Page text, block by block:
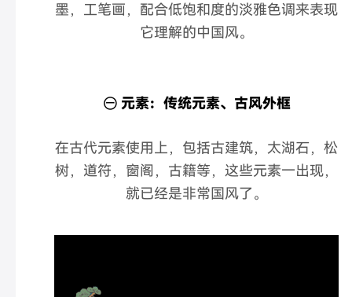
墨，工笔画，配合低饱和度的淡雅色调来表现
它理解的中国风。
㊀ 元素：传统元素、古风外框
在古代元素使用上，包括古建筑，太湖石，松
树，道符，窗阁，古籍等，这些元素一出现，
就已经是非常国风了。